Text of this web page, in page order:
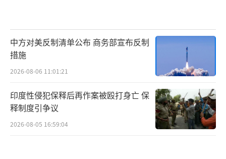
中方对美反制清单公布 商务部宣布反制
措施
2026-08-06 11:01:21
印度性侵犯保释后再作案被殴打身亡 保
释制度引争议
2026-08-05 16:59:04